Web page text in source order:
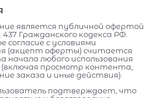
является публичной офертой
Гражданского кодекса РФ.
согласие с условиями
(акцепт оферты) считается
любого использования
просмотр контента,
заказа и иные действия).
подтверждает, что